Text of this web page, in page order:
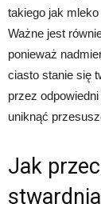
takiego jak mleko
Ważne jest
ponieważ
ciasto stanie się
przez
uniknąć
Jak